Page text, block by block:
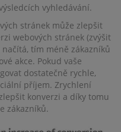
vyhledávání.
stránek může zlepšit
webových stránek (zvýšit
tím méně zákazníků
akce. Pokud vaše
dostatečně rychle,
příjem. Zrychlení
konverzi a díky tomu
zákazníků.